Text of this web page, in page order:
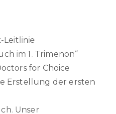
Leitlinie
im 1. Trimenon“
for Choice
Erstellung der ersten
Unser